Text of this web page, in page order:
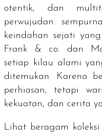
otentik, dan
perwujudan
keindahan sejati
Frank & co. dan
setiap kilau alami
ditemukan. Karena
perhiasan, tetapi
kekuatan, dan cerita
Lihat beragam koleksi